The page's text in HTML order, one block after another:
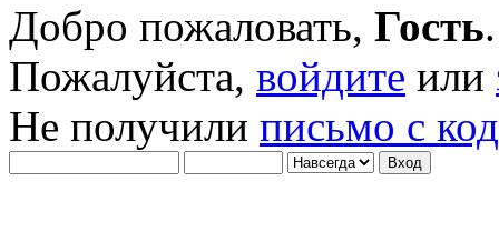
Добро пожаловать, Гость.
Пожалуйста, войдите или
Не получили письмо с